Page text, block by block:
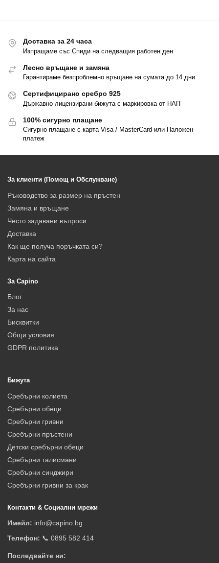
Доставка за 24 часа
Изпращаме със Спиди на следващия работен ден
Лесно връщане и замяна
Гарантираме безпроблемно връщане на сумата до 14 дни
Сертифицирано сребро 925
Държавно лицензирани бижута с маркировка от НАП
100% сигурно плащане
Сигурно плащане с карта Visa / MasterCard или Наложен
платеж
За клиенти (Помощ и Обслужване)
Ръководство за размер на пръстен
Замяна и връщане
Често задавани въпроси
Доставка
Как ще получа поръчката си?
Карта на сайта
За Capino
Блог
За нас
Бисквитки
Общи условия
GDPR политика
Бижута
Сребърни колиета
Сребърни обеци
Сребърни гривни
Сребърни пръстени
Детски сребърни обеци
Сребърни талисмани
Сребърни синджири
Сребърни гривни за крак
Контакти & Социални мрежи
Имейл: info@capino.bg
Телефон: 📞 0895 582 414
Последвайте ни: